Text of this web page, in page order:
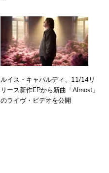
ルイス・キャパルディ、11/14リ
リース新作EPから新曲「Almost」
のライヴ・ビデオを公開